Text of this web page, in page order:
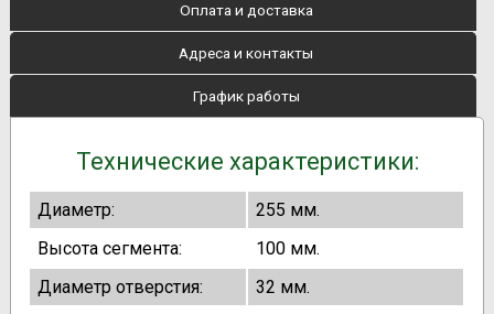
Оплата и доставка
Адреса и контакты
График работы
Технические характеристики:
Диаметр:
255 мм.
Высота сегмента:
100 мм.
Диаметр отверстия:
32 мм.